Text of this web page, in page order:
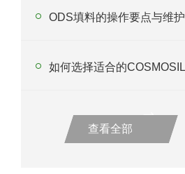
ODS填料的操作要点与维护
查看全部